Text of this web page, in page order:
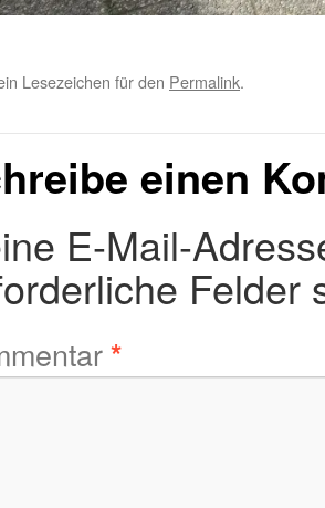
Lesezeichen für den Permalink.
einen
E-Mail-
Felder
*